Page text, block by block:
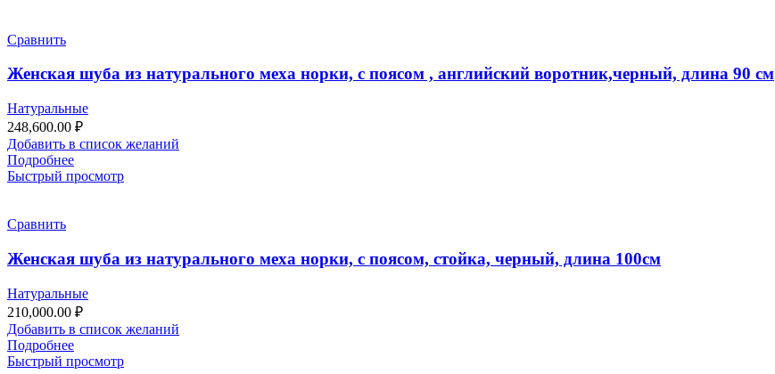
Сравнить
Женская шуба из натурального меха норки, с поясом , английский воротник,черный, длина 90 см
Натуральные
248,600.00 ₽
Добавить в список желаний
Подробнее
Быстрый просмотр
Сравнить
Женская шуба из натурального меха норки, с поясом, стойка, черный, длина 100см
Натуральные
210,000.00 ₽
Добавить в список желаний
Подробнее
Быстрый просмотр